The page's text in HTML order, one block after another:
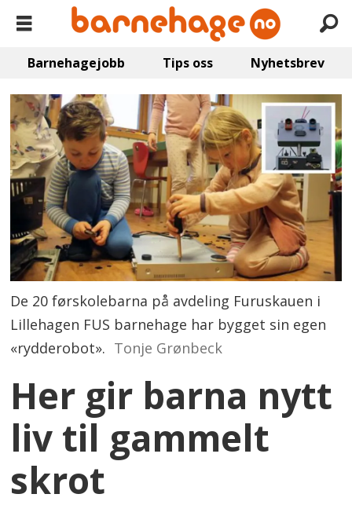
Barnehagejobb Tips oss Nyhetsbrev
De 20 førskolebarna på avdeling Furuskauen i
Lillehagen FUS barnehage har bygget sin egen
«rydderobot». Tonje Grønbeck
Her gir barna nytt
liv til gammelt
skrot